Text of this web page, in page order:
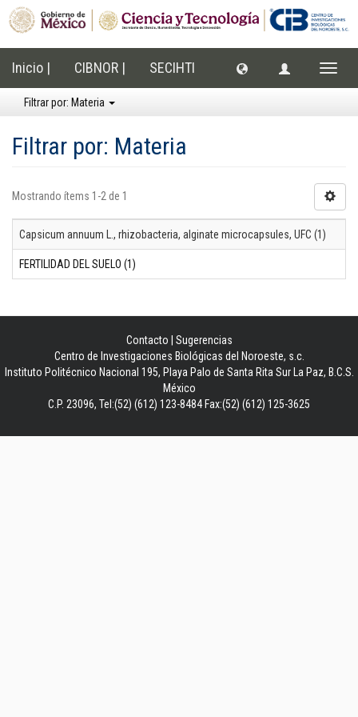
Inicio | CIBNOR | SECIHTI
Filtrar por: Materia
Filtrar por: Materia
Mostrando ítems 1-2 de 1
Capsicum annuum L., rhizobacteria, alginate microcapsules, UFC (1)
FERTILIDAD DEL SUELO (1)
Contacto
Sugerencias
Centro de Investigaciones Biológicas del Noroeste, s.c.
Instituto Politécnico Nacional 195, Playa Palo de Santa Rita Sur La Paz, B.C.S.
México
C.P. 23096, Tel:(52) (612) 123-8484 Fax:(52) (612) 125-3625